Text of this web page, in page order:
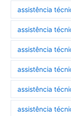
assistência
assistência
assistência
assistência
assistência
assistência